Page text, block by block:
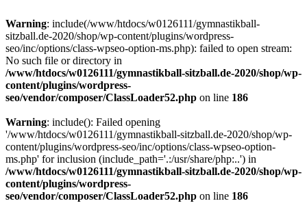
Warning: include(/www/htdocs/w0126111/gymnastikball-
sitzball.de-2020/shop/wp-content/plugins/wordpress-
seo/inc/options/class-wpseo-option-ms.php): failed to open stream:
No such file or directory in
/www/htdocs/w0126111/gymnastikball-sitzball.de-2020/shop/wp-
content/plugins/wordpress-
seo/vendor/composer/ClassLoader52.php on line 186
Warning: include(): Failed opening
'/www/htdocs/w0126111/gymnastikball-sitzball.de-2020/shop/wp-
content/plugins/wordpress-seo/inc/options/class-wpseo-option-
ms.php' for inclusion (include_path='.:/usr/share/php:..') in
/www/htdocs/w0126111/gymnastikball-sitzball.de-2020/shop/wp-
content/plugins/wordpress-
seo/vendor/composer/ClassLoader52.php on line 186